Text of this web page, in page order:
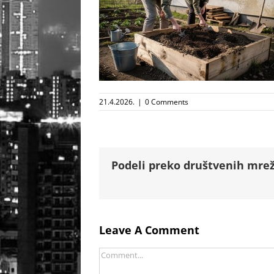
21.4.2026. | 0 Comments
Podeli preko društvenih
Leave A Comment
Comment